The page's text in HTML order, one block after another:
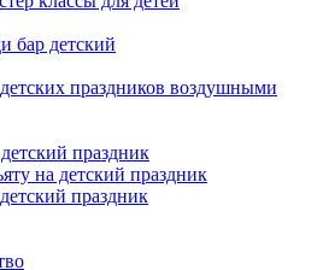
бар детский
праздников воздушными
праздник
на детский праздник
праздник